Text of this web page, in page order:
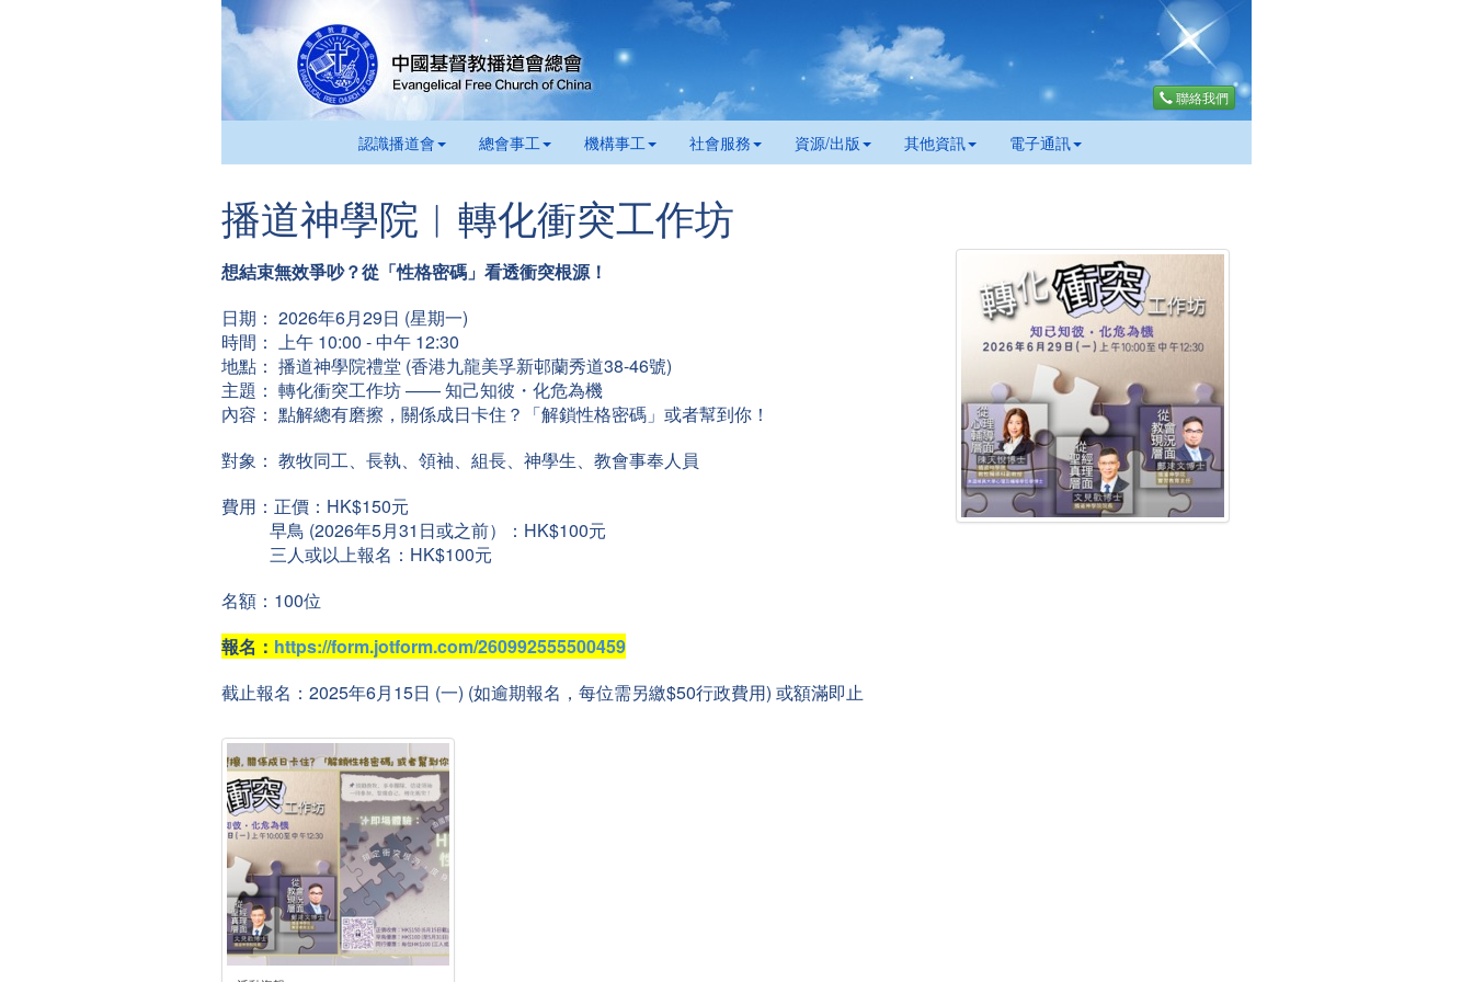
聯絡我們
認識播道會 總會事工 機構事工 社會服務 資源/出版 其他資訊 電子通訊
播道神學院︱轉化衝突工作坊
想結束無效爭吵？從「性格密碼」看透衝突根源！
日期： 2026年6月29日 (星期一)
時間： 上午 10:00 - 中午 12:30
地點： 播道神學院禮堂 (香港九龍美孚新邨蘭秀道38-46號)
主題： 轉化衝突工作坊 —— 知己知彼・化危為機
內容： 點解總有磨擦，關係成日卡住？「解鎖性格密碼」或者幫到你！
對象： 教牧同工、長執、領袖、組長、神學生、教會事奉人員
費用：正價：HK$150元
早鳥 (2026年5月31日或之前）：HK$100元
三人或以上報名：HK$100元
名額：100位
報名： https://form.jotform.com/260992555500459
截止報名：2025年6月15日 (一) (如逾期報名，每位需另繳$50行政費用) 或額滿即止